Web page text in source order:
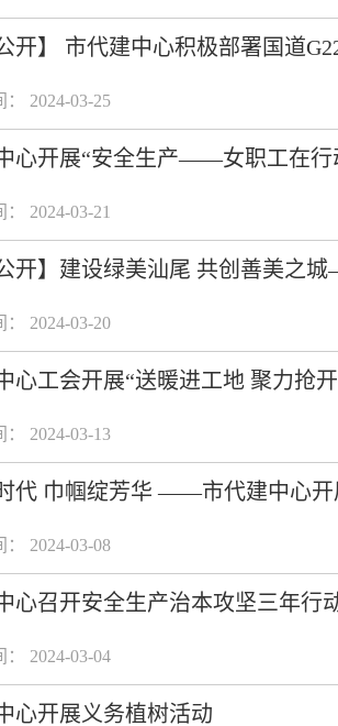
开】 市代建中心积极部署国道
： 2024-03-25
心开展“安全生产——女职工在行
2024-03-21
公开】建设绿美汕尾 共创善美之
： 2024-03-20
心工会开展“送暖进工地 聚力抢
： 2024-03-13
代 巾帼绽芳华 ——市代建中心开
： 2024-03-08
心召开安全生产治本攻坚三年行
： 2024-03-04
心开展义务植树活动